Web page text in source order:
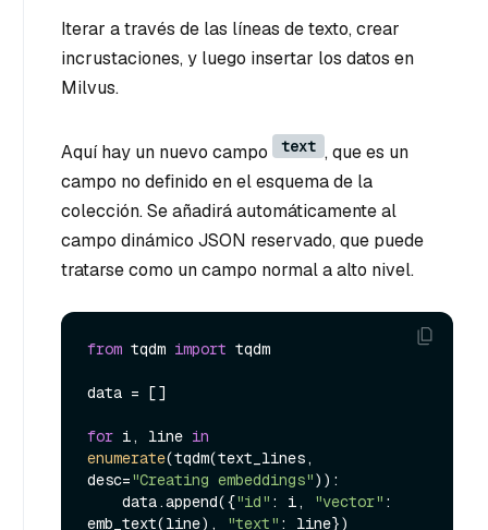
Iterar a través de las líneas de texto, crear
incrustaciones, y luego insertar los datos en
Milvus.
Aquí hay un nuevo campo text , que es un
campo no definido en el esquema de la
colección. Se añadirá automáticamente al
campo dinámico JSON reservado, que puede
tratarse como un campo normal a alto nivel.
from tqdm import tqdm
data = []
for i, line in
enumerate(tqdm(text_lines,
desc="Creating embeddings")):
    data.append({
"id" : i, "vector" :
emb_text(line),
"text" : line})